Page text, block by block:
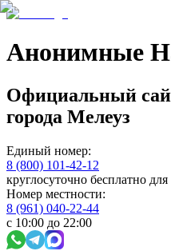
Анонимные
Официальный
города Мелеуз
Единый номер:
8 (800) 101-42-12
круглосуточно бесплатно
Номер местности:
8 (961) 040-22-44
с 10:00 до 22:00